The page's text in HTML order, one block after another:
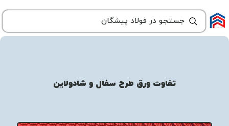
تفاوت ورق طرح سفال و شادولاین